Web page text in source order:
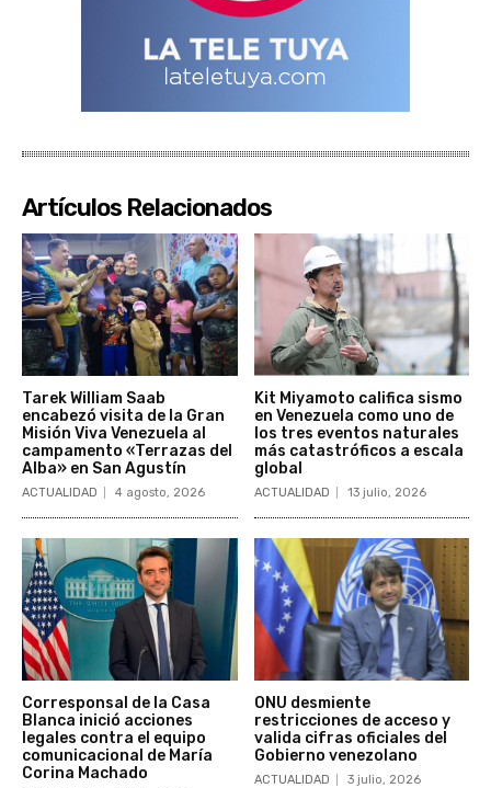
Artículos Relacionados
Tarek William Saab
encabezó visita de la Gran
Misión Viva Venezuela al
campamento «Terrazas del
Alba» en San Agustín
ACTUALIDAD 4 agosto, 2026
Kit Miyamoto califica sismo
en Venezuela como uno de
los tres eventos naturales
más catastróficos a escala
global
ACTUALIDAD 13 julio, 2026
Corresponsal de la Casa
Blanca inició acciones
legales contra el equipo
comunicacional de María
Corina Machado
ONU desmiente
restricciones de acceso y
valida cifras oficiales del
Gobierno venezolano
ACTUALIDAD 3 julio, 2026